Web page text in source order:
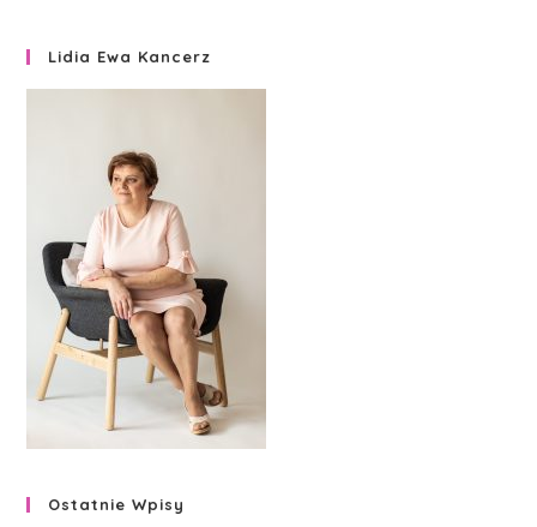
Lidia Ewa Kancerz
Ostatnie Wpisy